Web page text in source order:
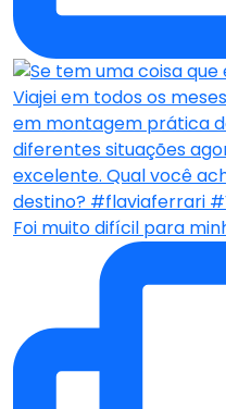
Foi muito difícil para